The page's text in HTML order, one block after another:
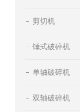
剪切机
锤式破碎机
单轴破碎机
双轴破碎机